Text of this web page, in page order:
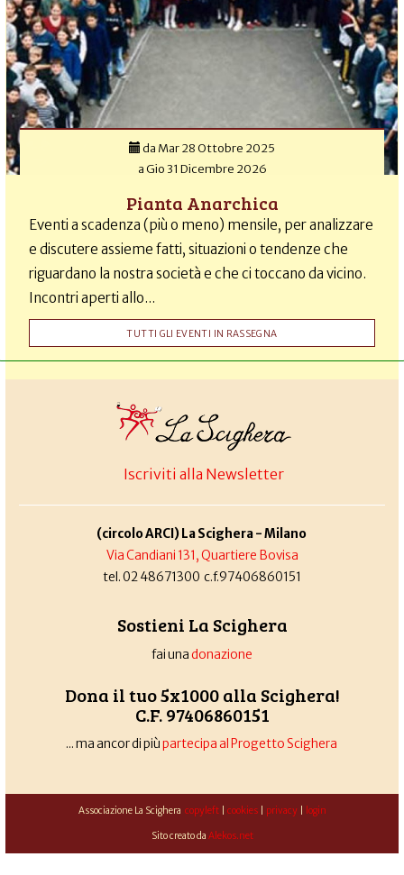
da Mar 28 Ottobre 2025
aGio 31 Dicembre 2026
Pianta Anarchica
Eventi a scadenza (più o meno) mensile, per analizzare
e discutere assieme fatti, situazioni o tendenze che
riguardano la nostra società e che ci toccano da vicino.
Incontri aperti allo...
TUTTI GLI EVENTI IN RASSEGNA
Iscriviti alla Newsletter
(circolo ARCI) La Scighera - Milano
Via Candiani 131, Quartiere Bovisa
tel. 02 48671300 c.f.97406860151
Sostieni La Scighera
fai unadonazione
Dona il tuo 5x1000 alla Scighera!
C.F. 97406860151
... ma ancor di piùpartecipa al Progetto Scighera
Associazione La Scighera copyleft| cookies| privacy| login
Sito creato da Alekos.net